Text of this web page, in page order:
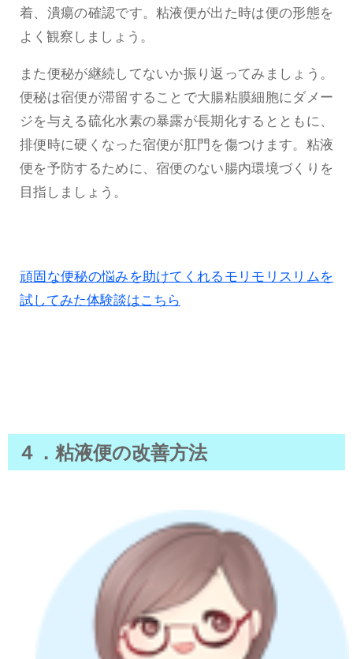
着、潰瘍の確認です。粘液便が出た時は便の形態を
よく観察しましょう。
また便秘が継続してないか振り返ってみましょう。
便秘は宿便が滞留することで大腸粘膜細胞にダメー
ジを与える硫化水素の暴露が長期化するとともに、
排便時に硬くなった宿便が肛門を傷つけます。粘液
便を予防するために、宿便のない腸内環境づくりを
目指しましょう。
頑固な便秘の悩みを助けてくれるモリモリスリムを
試してみた体験談はこちら
４．粘液便の改善方法